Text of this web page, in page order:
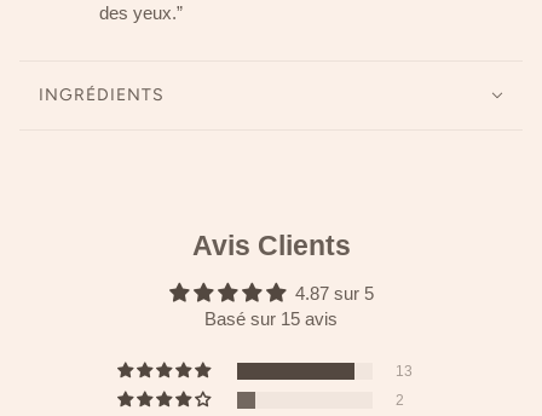
des yeux.”
INGRÉDIENTS
Avis Clients
4.87 sur 5
Basé sur 15 avis
13
2